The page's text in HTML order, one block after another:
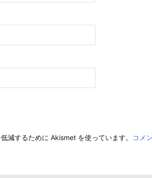
減するために Akismet を使っています。 コメ